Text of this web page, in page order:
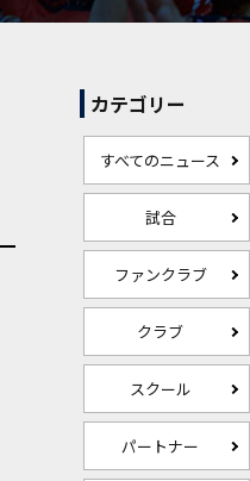
カテゴリー
すべてのニュース
試合
ファンクラブ
クラブ
スクール
パートナー